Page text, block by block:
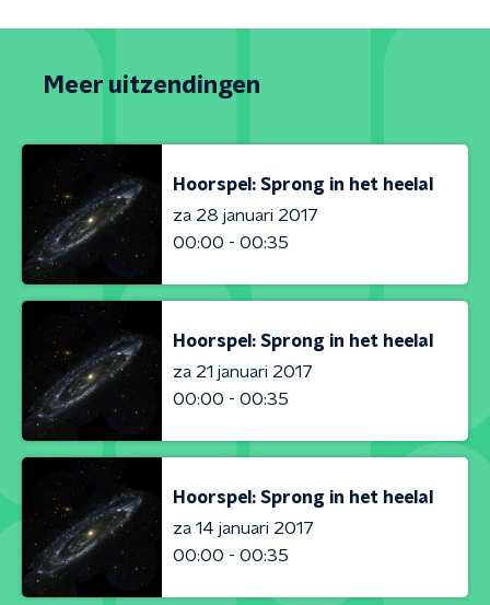
Meer uitzendingen
Hoorspel: Sprong in het heelal
za 28 januari 2017
00:00 - 00:35
Hoorspel: Sprong in het heelal
za 21 januari 2017
00:00 - 00:35
Hoorspel: Sprong in het heelal
za 14 januari 2017
00:00 - 00:35